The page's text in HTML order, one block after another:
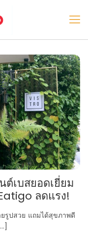
เบสยอดเยี่ยม
ลดแรง!
รูปสวย แถมได้สุขภาพดี